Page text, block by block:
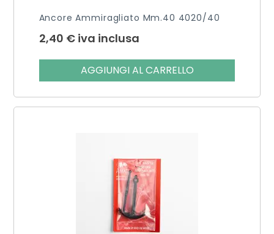
Ancore Ammiragliato Mm.40 4020/40
2,40 € iva inclusa
AGGIUNGI AL CARRELLO